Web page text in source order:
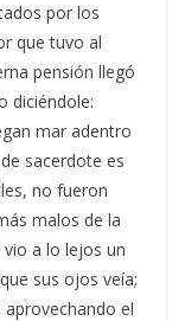
por los
que tuvo al
pensión llegó
diciéndole:
mar adentro
sacerdote es
no fueron
malos de la
a lo lejos un
sus ojos veía;
el